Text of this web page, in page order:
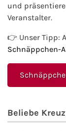
und
Veranstalter.
👉 Unser Tipp:
Schnäppchen-
Beliebe